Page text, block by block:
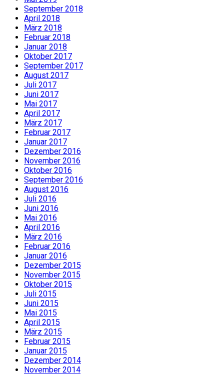
September 2018
April 2018
März 2018
Februar 2018
Januar 2018
Oktober 2017
September 2017
August 2017
Juli 2017
Juni 2017
Mai 2017
April 2017
März 2017
Februar 2017
Januar 2017
Dezember 2016
November 2016
Oktober 2016
September 2016
August 2016
Juli 2016
Juni 2016
Mai 2016
April 2016
März 2016
Februar 2016
Januar 2016
Dezember 2015
November 2015
Oktober 2015
Juli 2015
Juni 2015
Mai 2015
April 2015
März 2015
Februar 2015
Januar 2015
Dezember 2014
November 2014